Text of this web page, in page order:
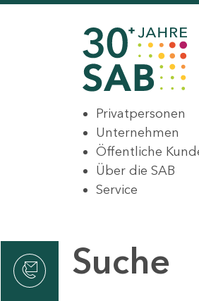
Privatpersonen
Unternehmen
Öffentliche
Über die SAB
Service
Suche